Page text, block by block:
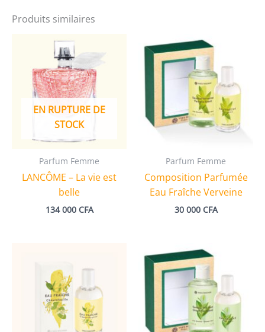
Rocher
Produits similaires
EN RUPTURE DE
STOCK
Parfum Femme
LANCÔME – La vie est
belle
134 000 CFA
Parfum Femme
Composition Parfumée
Eau Fraîche Verveine
30 000 CFA